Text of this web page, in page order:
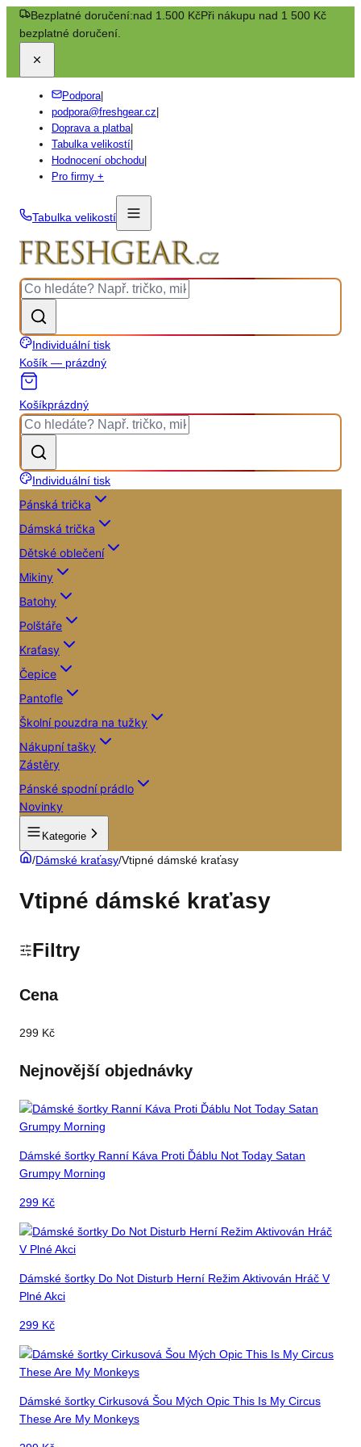
Bezplatné doručení:nad 1.500 KčPři nákupu nad 1 500 Kč
bezplatné doručení.
Podpora|
podpora@freshgear.cz
Doprava a platba|
Tabulka velikostí
Hodnocení obchodu
Pro firmy +
Tabulka velikostí
Individuální tisk
Košík — prázdný
Košíkprázdný
Individuální tisk
Pánská trička
Dámská trička
Dětské oblečení
Mikiny
Batohy
Polštáře
Kraťasy
Čepice
Pantofle
Školní pouzdra na tužky
Nákupní tašky
Zástěry
Pánské spodní prádlo
Novinky
Kategorie
/Dámské kraťasy/Vtipné dámské kraťasy
Vtipné dámské kraťasy
Filtry
Cena
299 Kč
Nejnovější objednávky
Dámské šortky Ranní Káva Proti Ďáblu Not Today Satan
Grumpy Morning
299 Kč
Dámské šortky Do Not Disturb Herní Režim Aktivován Hráč V
Plné Akci
299 Kč
Dámské šortky Cirkusová Šou Mých Opic This Is My Circus
These Are My Monkeys